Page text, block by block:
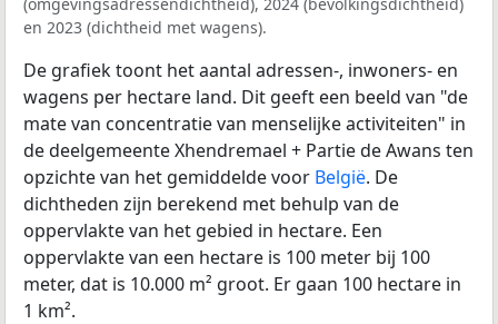
en 2023 (dichtheid met wagens).
De grafiek toont het aantal adressen-, inwoners- en
wagens per hectare land. Dit geeft een beeld van "de
mate van concentratie van menselijke activiteiten" in
de deelgemeente Xhendremael + Partie de Awans ten
opzichte van het gemiddelde voor België. De
dichtheden zijn berekend met behulp van de
oppervlakte van het gebied in hectare. Een
oppervlakte van een hectare is 100 meter bij 100
meter, dat is 10.000 m² groot. Er gaan 100 hectare in
1 km².